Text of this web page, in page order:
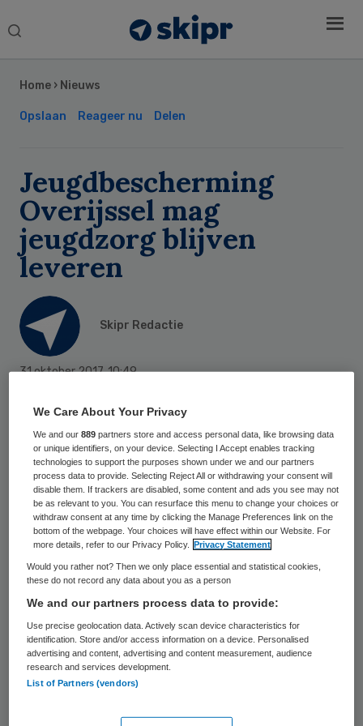
Search
Home › Nieuws
Opslaan Reageer nu Delen
Jeugdbescherming
Overijssel mag
jeugdzorg blijven
leveren
Skipr Redactie
31 oktober 2017,10:49
Jeugdbescherming Overijssel (JbOV) heeft
alsnog een certificaat van het
Keurmerkinstituut (KMI) gekregen en mag
dus jeugdzorg blijven leveren. Dit meldt de
organisatie maandag.
Het Keurmerkinstituut constateerde dit
voorjaar dat JbOV niet voldeed aan alle
normen van de certificering. Volgens het
waren onder meer de gezamenlijke
prestaties onvoldoende toetsbaar en
Sidebar
We Care About Your Privacy
We and our889 partners store and access personal data, like browsing data
or unique identifiers, on your device. Selecting I Accept enables tracking
technologies to support the purposes shown under we and our partners
process data to provide. Selecting Reject All or withdrawing your consent will
disable them. If trackers are disabled, some content and ads you see may not
be as relevant to you. You can resurface this menu to change your choices or
withdraw consent at any time by clicking the Manage Preferences link on the
bottom of the webpage. Your choices will have effect within our Website. For
more details, refer to our Privacy Policy.
Privacy Statement
Would you rather not? Then we only place essential and statistical cookies,
these do not record any data about you as a person
We and our partners process data to provide:
Use precise geolocation data. Actively scan device characteristics for
identification. Store and/or access information on a device. Personalised
advertising and content, advertising and content measurement, audience
research and services development.
List of Partners (vendors)